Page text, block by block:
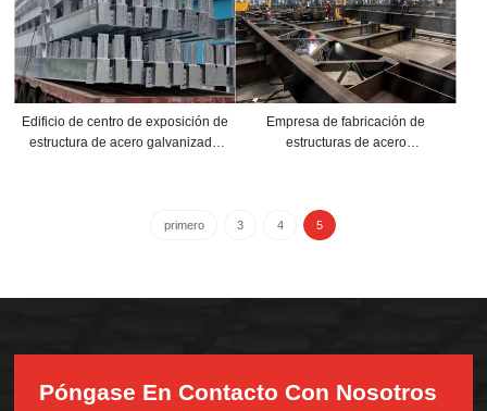
Edificio de centro de exposición de
estructura de acero galvanizado
Empresa de fabricación de
estructuras de acero
China
primero 3 4 5
Póngase En Contacto Con Nosotros